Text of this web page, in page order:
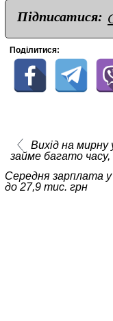
Підписатися:
Поділитися:
Вихід на мирну
займе багато часу,
Середня зарплата у
до 27,9 тис. грн